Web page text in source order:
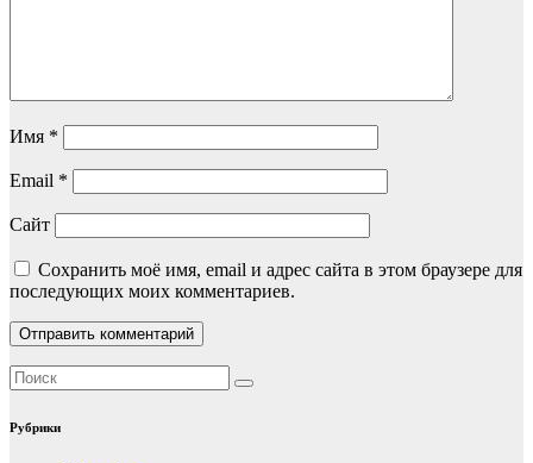
Имя *
Email *
Сайт
Сохранить моё имя, email и адрес сайта в этом браузере для
последующих моих комментариев.
Рубрики